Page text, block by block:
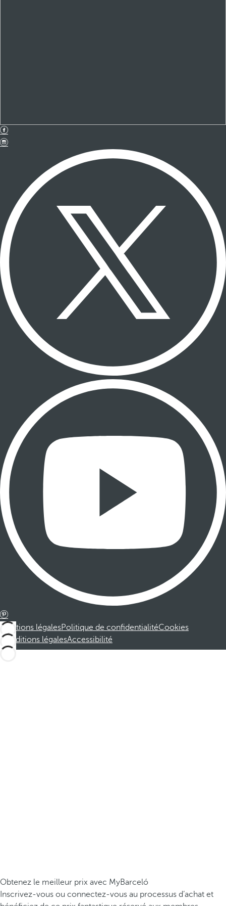
Mentions légalesPolitique de confidentialitéCookies
Conditions légalesAccessibilité
Obtenez le meilleur prix avec MyBarceló
Inscrivez-vous ou connectez-vous au processus d’achat et